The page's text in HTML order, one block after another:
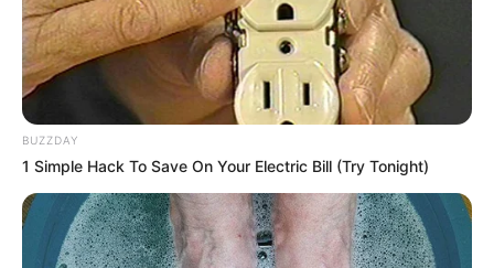
BUZZDAY
1 Simple Hack To Save On Your Electric Bill (Try Tonight)